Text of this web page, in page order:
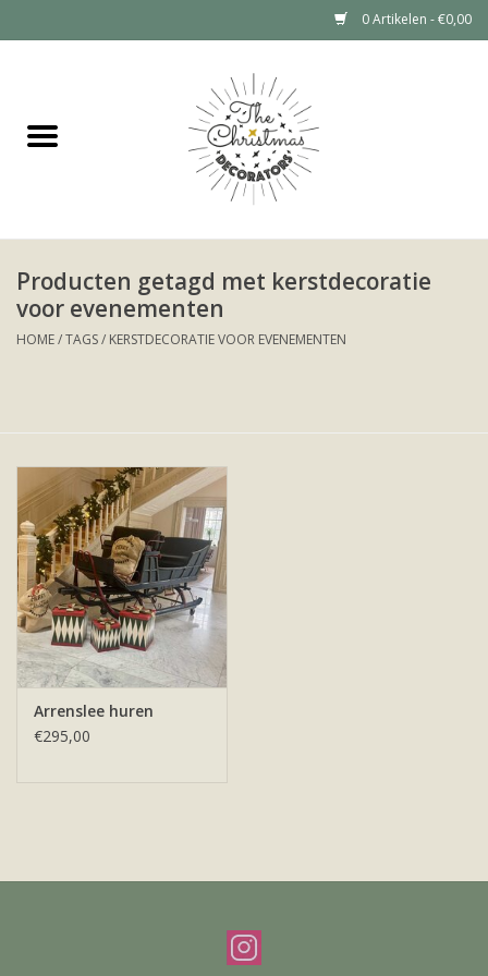
0 Artikelen - €0,00
Grote kerstboom huren (tot 6
Kerstboom huren
Portfolio
Offerte & werkwijze
Producten getagd met kerstdecoratie
voor evenementen
HOME/TAGS/ KERSTDECORATIE VOOR EVENEMENTEN
Arrenslee huren
€295,00